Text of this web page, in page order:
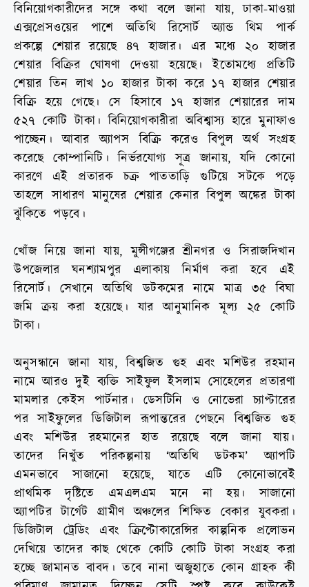
বিনিয়োগকারীদের সঙ্গে কথা বলে জানা যায়, ঢাকা-মাওয়া
এক্সপ্রেসওয়ের পাশে অতিথি রিসোর্ট অ্যান্ড থিম পার্ক
প্রকল্পে শেয়ার রয়েছে ৪৭ হাজার। এর মধ্যে ২০ হাজার
শেয়ার বিক্রির ঘোষণা দেওয়া হয়েছে। ইতোমধ্যে প্রতিটি
শেয়ার তিন লাখ ১০ হাজার টাকা করে ১৭ হাজার শেয়ার
বিক্রি হয়ে গেছে। সে হিসাবে ১৭ হাজার শেয়ারের দাম
৫২৭ কোটি টাকা। বিনিয়োগকারীরা অবিশ্বাস্য হারে মুনাফাও
পাচ্ছেন। আবার অ্যাপস বিক্রি করেও বিপুল অর্থ সংগ্রহ
করেছে কোম্পানিটি। নির্ভরযোগ্য সূত্র জানায়, যদি কোনো
কারণে এই প্রতারক চক্র পাততাড়ি গুটিয়ে সটকে পড়ে
তাহলে সাধারণ মানুষের শেয়ার কেনার বিপুল অঙ্কের টাকা
ঝুঁকিতে পড়বে।
খোঁজ নিয়ে জানা যায়, মুন্সীগঞ্জের শ্রীনগর ও সিরাজদিখান
উপজেলার ঘনশ্যামপুর এলাকায় নির্মাণ করা হবে এই
রিসোর্ট। সেখানে অতিথি ডটকমের নামে মাত্র ৩৫ বিঘা
জমি ক্রয় করা হয়েছে। যার আনুমানিক মূল্য ২৫ কোটি
টাকা।
অনুসন্ধানে জানা যায়, বিশ্বজিত গুহ এবং মশিউর রহমান
নামে আরও দুই ব্যক্তি সাইফুল ইসলাম সোহেলের প্রতারণা
মামলার কেইস পার্টনার। ডেসটিনি ও নোভেরা চ্যাপ্টারের
পর সাইফুলের ডিজিটাল রূপান্তরের পেছনে বিশ্বজিত গুহ
এবং মশিউর রহমানের হাত রয়েছে বলে জানা যায়।
তাদের নিখুঁত পরিকল্পনায় ‘অতিথি ডটকম’ অ্যাপটি
এমনভাবে সাজানো হয়েছে, যাতে এটি কোনোভাবেই
প্রাথমিক দৃষ্টিতে এমএলএম মনে না হয়। সাজানো
অ্যাপটির টার্গেট গ্রামীণ অঞ্চলের শিক্ষিত বেকার যুবকরা।
ডিজিটাল ট্রেডিং এবং ক্রিপ্টোকারেন্সির কাল্পনিক প্রলোভন
দেখিয়ে তাদের কাছ থেকে কোটি কোটি টাকা সংগ্রহ করা
হচ্ছে জামানত বাবদ। তবে নানা অজুহাতে কোন গ্রাহক কী